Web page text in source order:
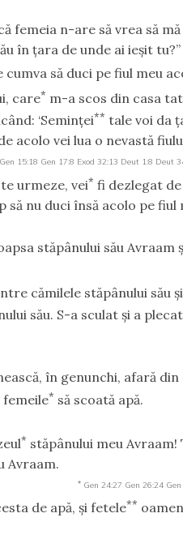
femeia n-are să vrea să
în ţara de unde ai ieşit tu?”
cumva să duci pe fiul meu
care* m-a scos din casa
‘Seminţei** tale voi da
acolo vei lua o nevastă
Gen 15:18 Gen 17:8 Exod 32:13 Deut 1:8 Deut
urmeze, vei* fi dezlegat
să nu duci însă acolo pe fiul
stăpânului său Avraam
cămilele stăpânului său
său. S-a sculat şi a
în genunchi, afară
femeile* să scoată apă.
* stăpânului meu
Avraam.
* Gen 24:27 Gen 26:24
de apă, şi fetele**